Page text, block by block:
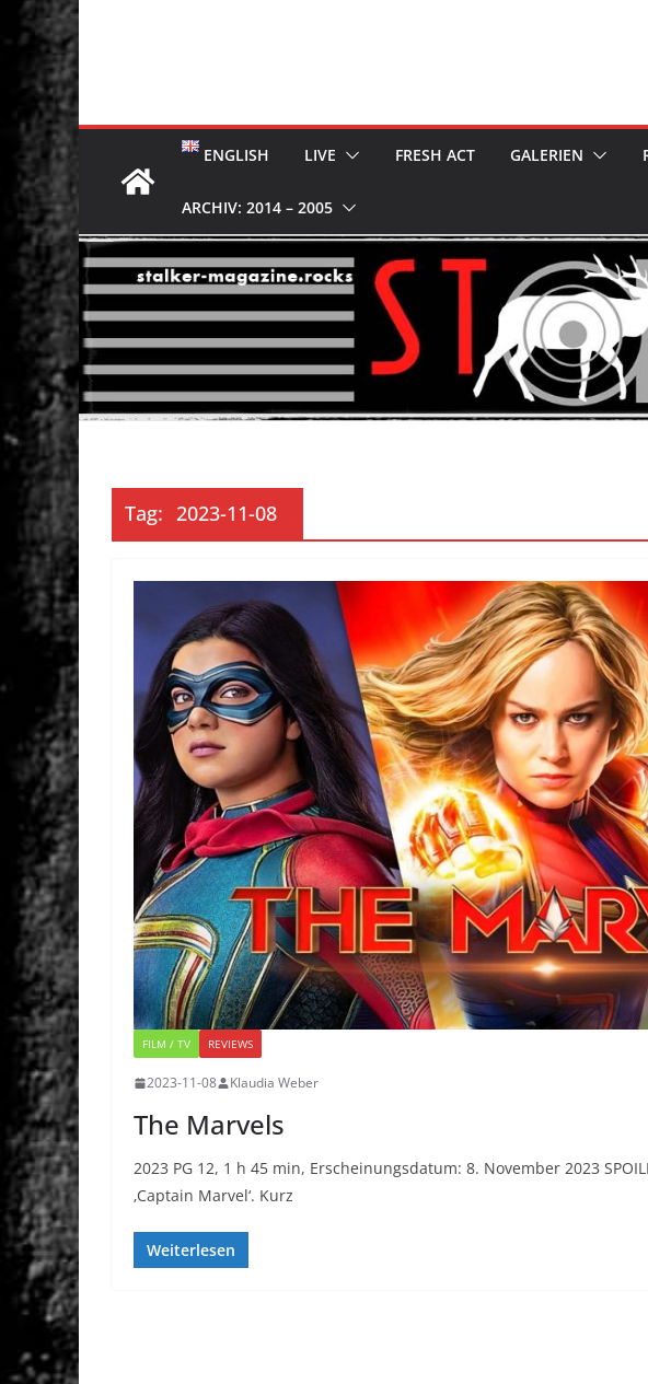
ENGLISH LIVE FRESH ACT GALERIEN
ARCHIV: 2014 – 2005
Tag: 2023-11-08
FILM / TV REVIEWS
2023-11-08 Klaudia Weber
The Marvels
2023 PG 12, 1 h 45 min, Erscheinungsdatum: 8. November 2023
‚Captain Marvel‘. Kurz
Weiterlesen